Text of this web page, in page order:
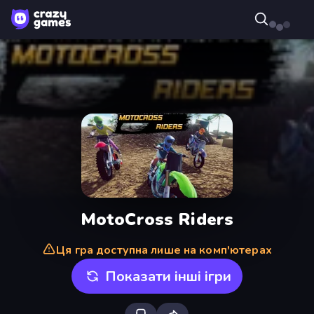
MotoCross Riders
Ця гра доступна лише на комп'ютерах
Показати інші ігри